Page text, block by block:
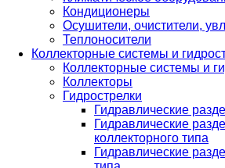
Кондиционеры
Осушители, очистители,
Теплоносители
Коллекторные системы и
Коллекторные системы и
Коллекторы
Гидрострелки
Гидравлические
Гидравлические
коллекторного типа
Гидравлические